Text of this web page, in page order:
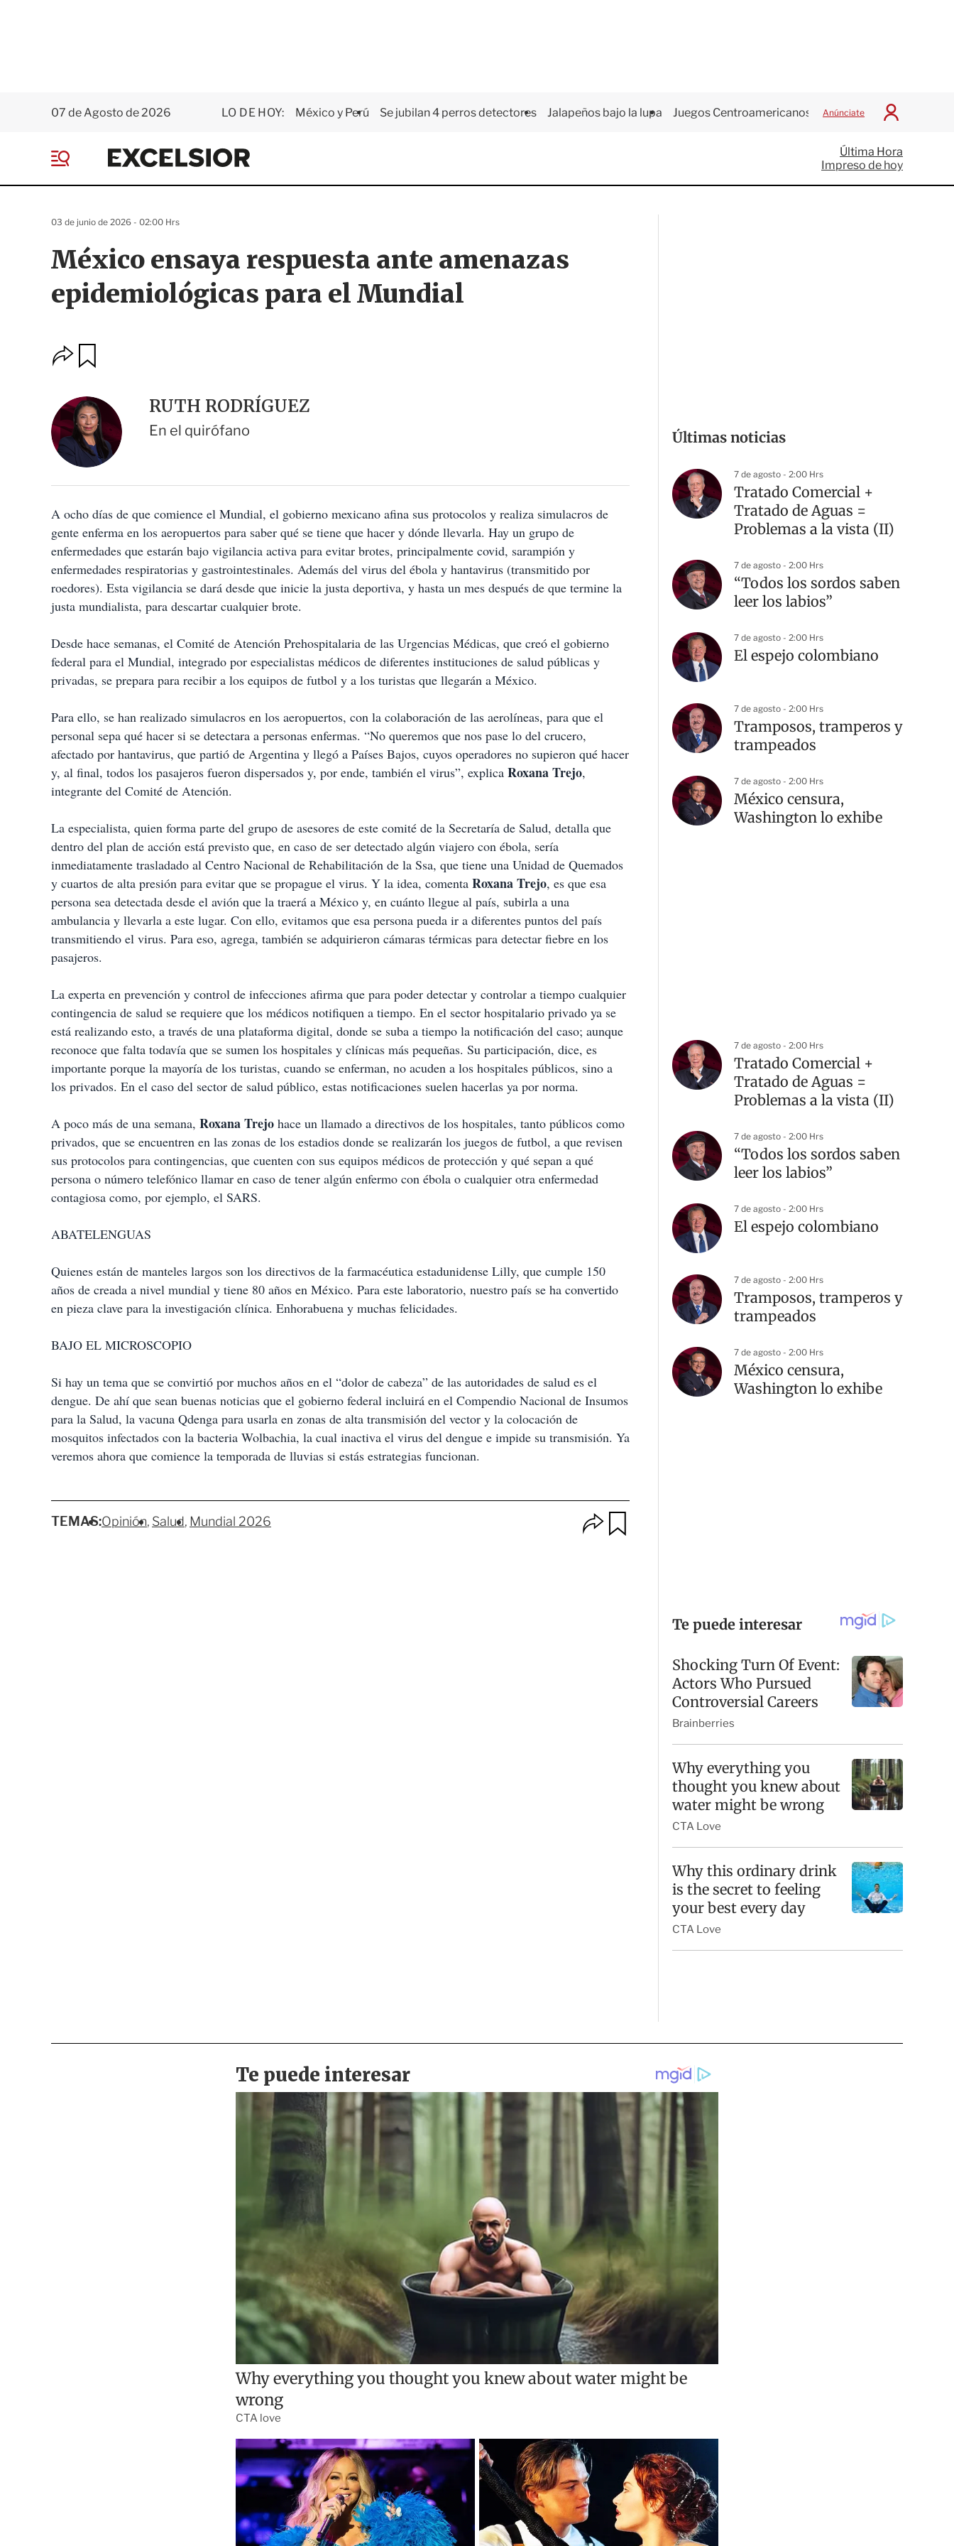
07 de Agosto de 2026 LO DE HOY: México y Perú Se jubilan 4 perros detectores Jalapeños bajo la lupa Juegos Centroamericanos Anúnciate
I
c
i
a
E
x
e
r
e
Última Hora
Impreso de hoy
México ensaya respuesta ante amenazas
epidemiológicas para el Mundial
03 de junio de 2026 - 02:00 Hrs
O
p
o
n
e
s
d
e
c
m
a
r
t
r
d
a
RUTH RODRÍGUEZ
En el quirófano
A ocho días de que comience el Mundial, el gobierno mexicano afina sus protocolos y realiza simulacros de
gente enferma en los aeropuertos para saber qué se tiene que hacer y dónde llevarla. Hay un grupo de
enfermedades que estarán bajo vigilancia activa para evitar brotes, principalmente covid, sarampión y
enfermedades respiratorias y gastrointestinales. Además del virus del ébola y hantavirus (transmitido por
roedores). Esta vigilancia se dará desde que inicie la justa deportiva, y hasta un mes después de que termine la
justa mundialista, para descartar cualquier brote.
Desde hace semanas, el Comité de Atención Prehospitalaria de las Urgencias Médicas, que creó el gobierno
federal para el Mundial, integrado por especialistas médicos de diferentes instituciones de salud públicas y
privadas, se prepara para recibir a los equipos de futbol y a los turistas que llegarán a México.
Para ello, se han realizado simulacros en los aeropuertos, con la colaboración de las aerolíneas, para que el
personal sepa qué hacer si se detectara a personas enfermas. “No queremos que nos pase lo del crucero,
afectado por hantavirus, que partió de Argentina y llegó a Países Bajos, cuyos operadores no supieron qué hacer
y, al final, todos los pasajeros fueron dispersados y, por ende, también el virus”, explica Roxana Trejo,
integrante del Comité de Atención.
La especialista, quien forma parte del grupo de asesores de este comité de la Secretaría de Salud, detalla que
dentro del plan de acción está previsto que, en caso de ser detectado algún viajero con ébola, sería
inmediatamente trasladado al Centro Nacional de Rehabilitación de la Ssa, que tiene una Unidad de Quemados
y cuartos de alta presión para evitar que se propague el virus. Y la idea, comenta Roxana Trejo, es que esa
persona sea detectada desde el avión que la traerá a México y, en cuánto llegue al país, subirla a una
ambulancia y llevarla a este lugar. Con ello, evitamos que esa persona pueda ir a diferentes puntos del país
transmitiendo el virus. Para eso, agrega, también se adquirieron cámaras térmicas para detectar fiebre en los
pasajeros.
La experta en prevención y control de infecciones afirma que para poder detectar y controlar a tiempo cualquier
contingencia de salud se requiere que los médicos notifiquen a tiempo. En el sector hospitalario privado ya se
está realizando esto, a través de una plataforma digital, donde se suba a tiempo la notificación del caso; aunque
reconoce que falta todavía que se sumen los hospitales y clínicas más pequeñas. Su participación, dice, es
importante porque la mayoría de los turistas, cuando se enferman, no acuden a los hospitales públicos, sino a
los privados. En el caso del sector de salud público, estas notificaciones suelen hacerlas ya por norma.
A poco más de una semana, Roxana Trejo hace un llamado a directivos de los hospitales, tanto públicos como
privados, que se encuentren en las zonas de los estadios donde se realizarán los juegos de futbol, a que revisen
sus protocolos para contingencias, que cuenten con sus equipos médicos de protección y qué sepan a qué
persona o número telefónico llamar en caso de tener algún enfermo con ébola o cualquier otra enfermedad
contagiosa como, por ejemplo, el SARS.
ABATELENGUAS
Quienes están de manteles largos son los directivos de la farmacéutica estadunidense Lilly, que cumple 150
años de creada a nivel mundial y tiene 80 años en México. Para este laboratorio, nuestro país se ha convertido
en pieza clave para la investigación clínica. Enhorabuena y muchas felicidades.
BAJO EL MICROSCOPIO
Si hay un tema que se convirtió por muchos años en el “dolor de cabeza” de las autoridades de salud es el
dengue. De ahí que sean buenas noticias que el gobierno federal incluirá en el Compendio Nacional de Insumos
para la Salud, la vacuna Qdenga para usarla en zonas de alta transmisión del vector y la colocación de
mosquitos infectados con la bacteria Wolbachia, la cual inactiva el virus del dengue e impide su transmisión. Ya
veremos ahora que comience la temporada de lluvias si estás estrategias funcionan.
TEMAS:Opinión Salud Mundial 2026
p
Últimas noticias
7 de agosto - 2:00 Hrs
Tratado Comercial +
Tratado de Aguas =
Problemas a la vista (II)
7 de agosto - 2:00 Hrs
“Todos los sordos saben
leer los labios”
7 de agosto - 2:00 Hrs
El espejo colombiano
7 de agosto - 2:00 Hrs
Tramposos, tramperos y
trampeados
7 de agosto - 2:00 Hrs
México censura,
Washington lo exhibe
7 de agosto - 2:00 Hrs
Tratado Comercial +
Tratado de Aguas =
Problemas a la vista (II)
7 de agosto - 2:00 Hrs
“Todos los sordos saben
leer los labios”
7 de agosto - 2:00 Hrs
El espejo colombiano
7 de agosto - 2:00 Hrs
Tramposos, tramperos y
trampeados
7 de agosto - 2:00 Hrs
México censura,
Washington lo exhibe